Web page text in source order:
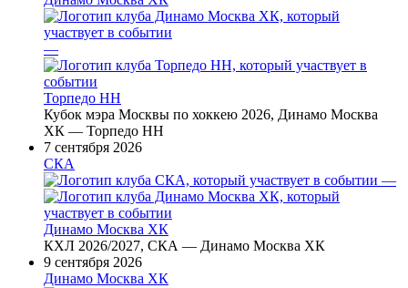
—
Торпедо НН
Кубок мэра Москвы по хоккею 2026, Динамо Москва
ХК — Торпедо НН
7 сентября 2026
СКА
—
Динамо Москва ХК
КХЛ 2026/2027, СКА — Динамо Москва ХК
9 сентября 2026
Динамо Москва ХК